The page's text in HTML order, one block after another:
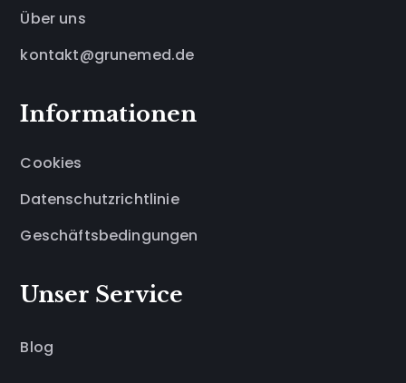
Über uns
kontakt@grunemed.de
Informationen
Cookies
Datenschutzrichtlinie
Geschäftsbedingungen
Unser Service
Blog